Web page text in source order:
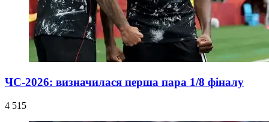
ЧС-2026: визначилася перша пара 1/8 фіналу
4 515